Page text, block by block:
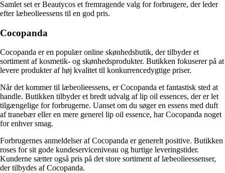
Samlet set er Beautycos et fremragende valg for forbrugere, der leder
efter læbeolieessens til en god pris.
Cocopanda
Cocopanda er en populær online skønhedsbutik, der tilbyder et
sortiment af kosmetik- og skønhedsprodukter. Butikken fokuserer på at
levere produkter af høj kvalitet til konkurrencedygtige priser.
Når det kommer til læbeolieessens, er Cocopanda et fantastisk sted at
handle. Butikken tilbyder et bredt udvalg af lip oil essences, der er let
tilgængelige for forbrugerne. Uanset om du søger en essens med duft
af tranebær eller en mere generel lip oil essence, har Cocopanda noget
for enhver smag.
Forbrugernes anmeldelser af Cocopanda er generelt positive. Butikken
roses for sit gode kundeserviceniveau og hurtige leveringstider.
Kunderne sætter også pris på det store sortiment af læbeolieessenser,
der tilbydes af Cocopanda.